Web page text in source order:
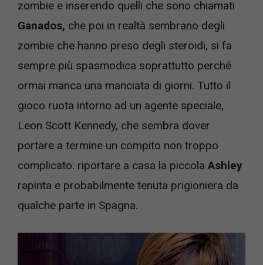
zombie e inserendo quelli che sono chiamati
Ganados, che poi in realtà sembrano degli
zombie che hanno preso degli steroidi, si fa
sempre più spasmodica soprattutto perché
ormai manca una manciata di giorni. Tutto il
gioco ruota intorno ad un agente speciale,
Leon Scott Kennedy, che sembra dover
portare a termine un compito non troppo
complicato: riportare a casa la piccola Ashley
rapinta e probabilmente tenuta prigioniera da
qualche parte in Spagna.